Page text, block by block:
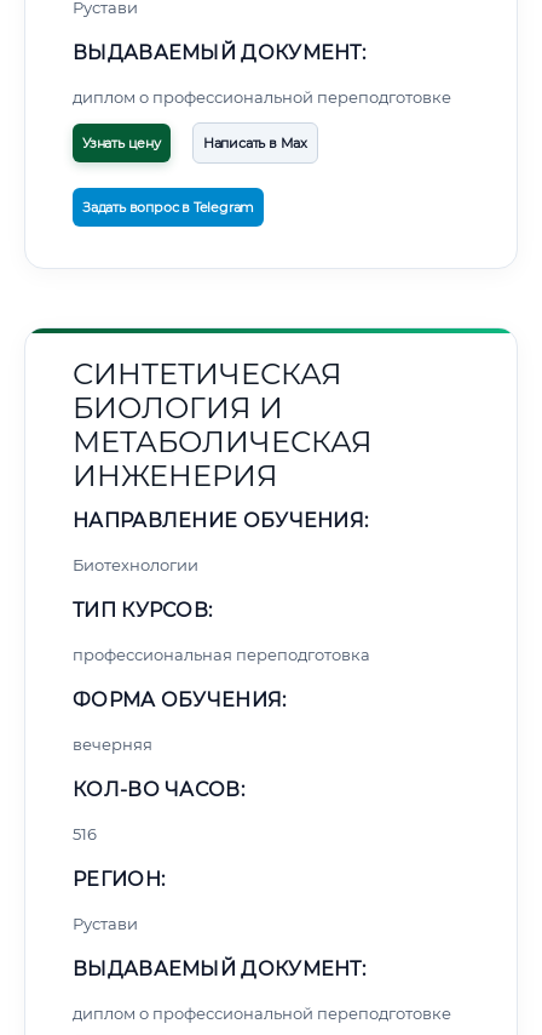
Рустави
ВЫДАВАЕМЫЙ ДОКУМЕНТ:
диплом о профессиональной переподготовке
Узнать цену Написать в Max
Задать вопрос в Telegram
СИНТЕТИЧЕСКАЯ
БИОЛОГИЯ И
МЕТАБОЛИЧЕСКАЯ
ИНЖЕНЕРИЯ
НАПРАВЛЕНИЕ ОБУЧЕНИЯ:
Биотехнологии
ТИП КУРСОВ:
профессиональная переподготовка
ФОРМА ОБУЧЕНИЯ:
вечерняя
КОЛ-ВО ЧАСОВ:
516
РЕГИОН:
Рустави
ВЫДАВАЕМЫЙ ДОКУМЕНТ:
диплом о профессиональной переподготовке